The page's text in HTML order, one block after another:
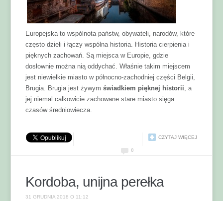
Europejska to wspólnota państw, obywateli, narodów, które
często dzieli i łączy wspólna historia. Historia cierpienia i
pięknych zachowań. Są miejsca w Europie, gdzie
dosłownie można nią oddychać. Właśnie takim miejscem
jest niewielkie miasto w północno-zachodniej części Belgii,
Brugia. Brugia jest żywym świadkiem pięknej historii , a
jej niemal całkowicie zachowane stare miasto sięga
czasów średniowiecza.
CZYTAJ WIĘCEJ
0
Kordoba, unijna perełka
31 GRUDNIA 2018 O 11:12